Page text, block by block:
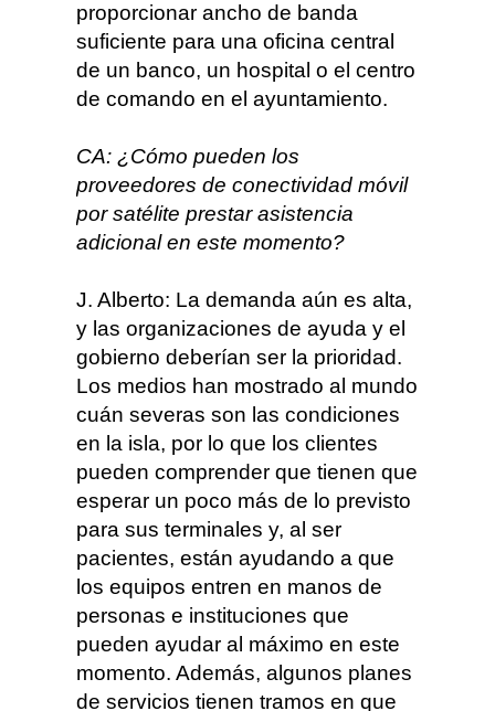
proporcionar ancho de banda
suficiente para una oficina central
de un banco, un hospital o el centro
de comando en el ayuntamiento.
CA: ¿Cómo pueden los
proveedores de conectividad móvil
por satélite prestar asistencia
adicional en este momento?
J. Alberto: La demanda aún es alta,
y las organizaciones de ayuda y el
gobierno deberían ser la prioridad.
Los medios han mostrado al mundo
cuán severas son las condiciones
en la isla, por lo que los clientes
pueden comprender que tienen que
esperar un poco más de lo previsto
para sus terminales y, al ser
pacientes, están ayudando a que
los equipos entren en manos de
personas e instituciones que
pueden ayudar al máximo en este
momento. Además, algunos planes
de servicios tienen tramos en que